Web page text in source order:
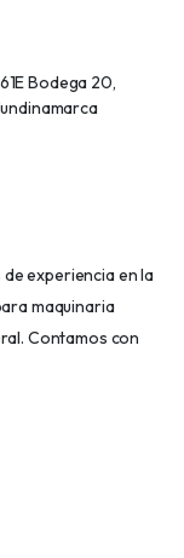
Bodega 20,
experiencia en la
maquinaria
Contamos con